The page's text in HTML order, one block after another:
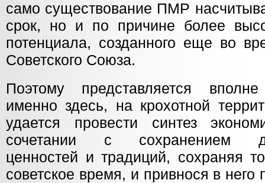
само существование ПМР
срок, но и по причине более
потенциала, созданного еще во
Советского Союза.
Поэтому представляется
именно здесь, на крохотной
удается провести синтез
сочетании с сохранением
ценностей и традиций, сохраняя
советское время, и привнося в него